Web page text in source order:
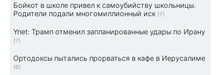
Бойкот в школе привел к самоубийству школьницы.
Родители подали многомиллионный иск (7)
Ynet: Трамп отменил запланированные удары по Ирану
(7)
Ортодоксы пытались прорваться в кафе в Иерусалиме
(6)